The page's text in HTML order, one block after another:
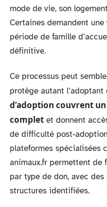
mode de vie, son
Certaines demandent
période de famille
définitive.
Ce processus peut
protège autant l’adoptant
d’adoption couvrent
complet et donnent
de difficulté post-
plateformes spécialisées
animaux.fr permettent
par type de don, avec
structures identifiées.